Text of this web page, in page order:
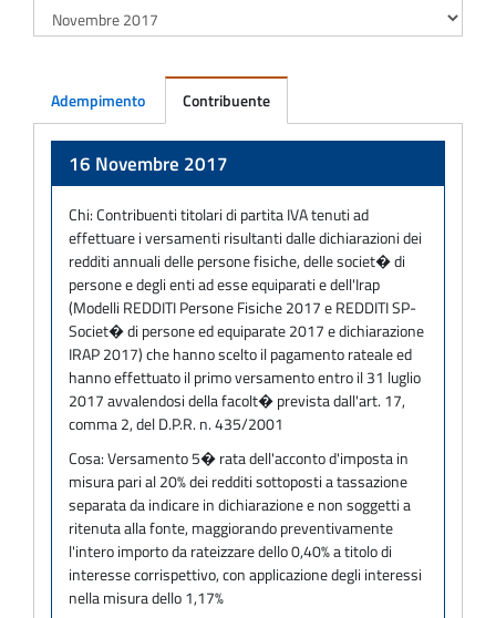
Adempimento Contribuente
16 Novembre 2017
Chi:Contribuenti titolari di partita IVA tenuti ad
effettuare i versamenti risultanti dalle dichiarazioni dei
redditi annuali delle persone fisiche, delle societ� di
persone e degli enti ad esse equiparati e dell'Irap
(Modelli REDDITI Persone Fisiche 2017 e REDDITI SP-
Societ� di persone ed equiparate 2017 e dichiarazione
IRAP 2017) che hanno scelto il pagamento rateale ed
hanno effettuato il primo versamento entro il 31 luglio
2017 avvalendosi della facolt� prevista dall'art. 17,
comma 2, del D.P.R. n. 435/2001
Cosa:Versamento 5� rata dell'acconto d'imposta in
misura pari al 20% dei redditi sottoposti a tassazione
separata da indicare in dichiarazione e non soggetti a
ritenuta alla fonte, maggiorando preventivamente
l'intero importo da rateizzare dello 0,40% a titolo di
interesse corrispettivo, con applicazione degli interessi
nella misura dello 1,17%